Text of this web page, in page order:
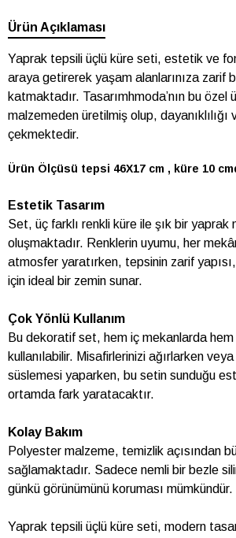
Ürün Açıklaması
Yaprak tepsili üçlü küre seti, estetik ve
araya getirerek yaşam alanlarınıza zarif
katmaktadır. Tasarımhmoda’nın bu özel
malzemeden üretilmiş olup, dayanıklılığı
çekmektedir.
Ürün Ölçüsü tepsi 46X17 cm , küre 10
Estetik Tasarım
Set, üç farklı renkli küre ile şık bir yaprak
oluşmaktadır. Renklerin uyumu, her
atmosfer yaratırken, tepsinin zarif
için ideal bir zemin sunar.
Çok Yönlü Kullanım
Bu dekoratif set, hem iç mekanlarda
kullanılabilir. Misafirlerinizi ağırlarken
süslemesi yaparken, bu setin sunduğu
ortamda fark yaratacaktır.
Kolay Bakım
Polyester malzeme, temizlik açısından
sağlamaktadır. Sadece nemli bir bezle
günkü görünümünü koruması mümkündür.
Yaprak tepsili üçlü küre seti, modern